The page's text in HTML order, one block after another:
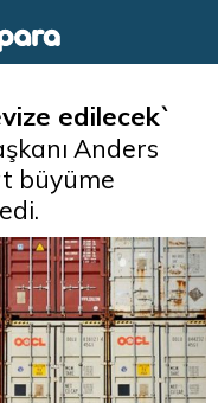
edilecek`
Anders
büyüme